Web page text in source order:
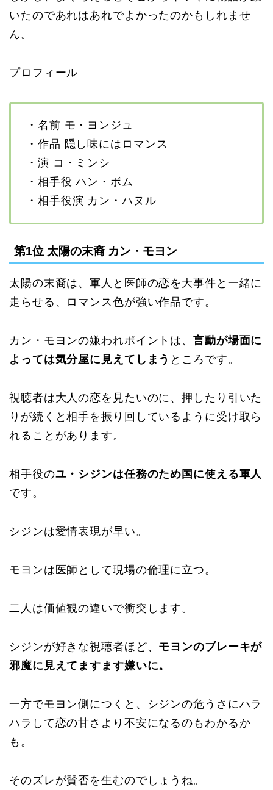
いたのであれはあれでよかったのかもしれませ
ん。
プロフィール
・名前 モ・ヨンジュ
・作品 隠し味にはロマンス
・演 コ・ミンシ
・相手役 ハン・ボム
・相手役演 カン・ハヌル
第1位 太陽の末裔 カン・モヨン
太陽の末裔は、軍人と医師の恋を大事件と一緒に
走らせる、ロマンス色が強い作品です。
カン・モヨンの嫌われポイントは、言動が場面に
よっては気分屋に見えてしまう ところです。
視聴者は大人の恋を見たいのに、押したり引いた
りが続くと相手を振り回しているように受け取ら
れることがあります。
相手役のユ・シジンは任務のため国に使える軍人
です。
シジンは愛情表現が早い。
モヨンは医師として現場の倫理に立つ。
二人は価値観の違いで衝突します。
シジンが好きな視聴者ほど、 モヨンのブレーキが
邪魔に見えてますます嫌いに。
一方でモヨン側につくと、シジンの危うさにハラ
ハラして恋の甘さより不安になるのもわかるか
も。
そのズレが賛否を生むのでしょうね。